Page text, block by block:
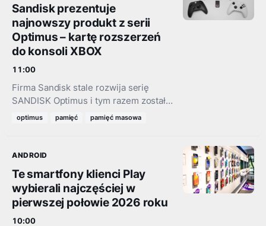
Joint AI Research…
Sandisk prezentuje
najnowszy produkt z serii
Optimus – kartę rozszerzeń
do konsoli XBOX
11:00
Firma Sandisk stale rozwija serię
SANDISK Optimus i tym razem została
ona rozszerzona o oficjalnie
GX C50 Storage Expansion…
optimus pamięć pamięć masowa
ANDROID
Te smartfony klienci Play
wybierali najczęściej w
pierwszej połowie 2026 roku
10:00